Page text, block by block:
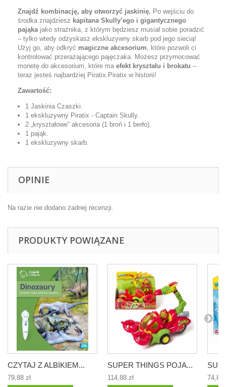
Znajdź kombinację, aby otworzyć jaskinię. Po wejściu do
środka znajdziesz kapitana Skully’ego i gigantycznego
pająkajako strażnika, z którym będziesz musiał sobie poradzić
– tylko wtedy odzyskasz ekskluzywny skarb pod jego siecią!
Użyj go, aby odkryć magiczne akcesorium, które pozwoli ci
kontrolować przerażającego pajęczaka. Możesz przymocować
monetę do akcesorium, które ma efekt kryształu i brokatu –
teraz jesteś najbardziej Piratix Piratix w historii!
Zawartość:
1 Jaskinia Czaszki.
1 ekskluzywny Piratix - Captain Skully.
2 „kryształowe” akcesoria (1 broń i 1 berło).
1 pająk.
1 ekskluzywny skarb.
OPINIE
Na razie nie dodano żadnej recenzji.
PRODUKTY POWIĄZANE
CZYTAJ Z ALBIKIEM...
79,88 zł
SUPER THINGS POJA...
114,88 zł
74,88